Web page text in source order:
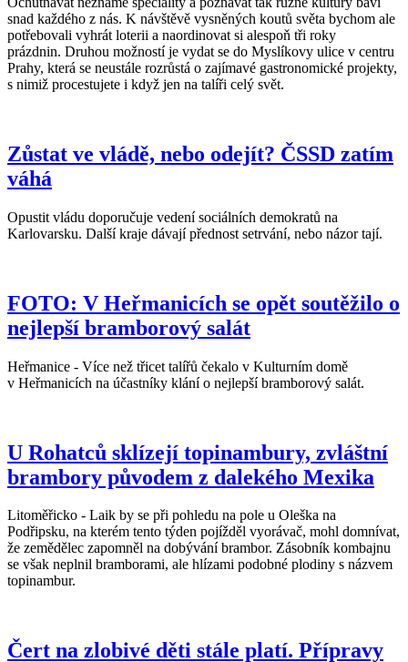
snad každého z nás. K návštěvě vysněných koutů světa bychom ale
potřebovali vyhrát loterii a naordinovat si alespoň tři roky
prázdnin. Druhou možností je vydat se do Myslíkovy ulice v centru
Prahy, která se neustále rozrůstá o zajímavé gastronomické projekty,
s nimiž procestujete i když jen na talíři celý svět.
Zůstat ve vládě, nebo odejít? ČSSD zatím
váhá
Opustit vládu doporučuje vedení sociálních demokratů na
Karlovarsku. Další kraje dávají přednost setrvání, nebo názor tají.
FOTO: V Heřmanicích se opět soutěžilo o
nejlepší bramborový salát
Heřmanice - Více než třicet talířů čekalo v Kulturním domě
v Heřmanicích na účastníky klání o nejlepší bramborový salát.
U Rohatců sklízejí topinambury, zvláštní
brambory původem z dalekého Mexika
Litoměřicko - Laik by se při pohledu na pole u Oleška na
Podřipsku, na kterém tento týden pojížděl vyorávač, mohl domnívat,
že zemědělec zapomněl na dobývání brambor. Zásobník kombajnu
se však neplnil bramborami, ale hlízami podobné plodiny s názvem
topinambur.
Čert na zlobivé děti stále platí. Přípravy